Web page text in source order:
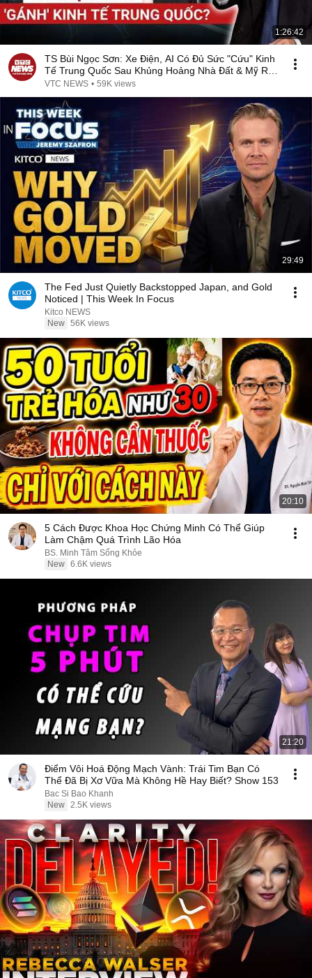
1:26:42
TS Bùi Ngọc Sơn: Xe Điện, AI Có Đủ Sức "Cứu" Kinh
Tế Trung Quốc Sau Khủng Hoảng Nhà Đất & Mỹ Ra
Đòn?
VTC NEWS • 59K views
29:49
The Fed Just Quietly Backstopped Japan, and Gold
Noticed | This Week In Focus
Kitco NEWS
New 56K views
20:10
5 Cách Được Khoa Học Chứng Minh Có Thể Giúp
Làm Chậm Quá Trình Lão Hóa
BS. Minh Tâm Sống Khỏe
New 6.6K views
21:20
Điểm Vôi Hoá Động Mạch Vành: Trái Tim Bạn Có
Thể Đã Bị Xơ Vữa Mà Không Hề Hay Biết? Show 153
Bac Si Bao Khanh
New 2.5K views